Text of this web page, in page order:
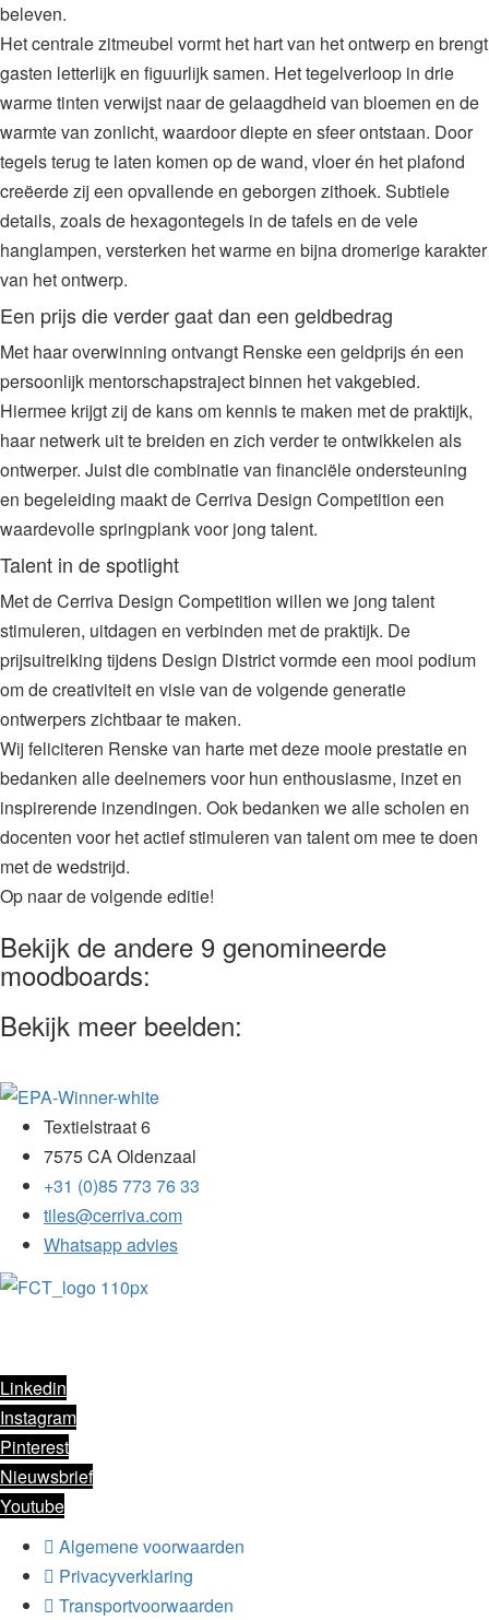
beleven.
Het centrale zitmeubel vormt het hart van het ontwerp en brengt
gasten letterlijk en figuurlijk samen. Het tegelverloop in drie
warme tinten verwijst naar de gelaagdheid van bloemen en de
warmte van zonlicht, waardoor diepte en sfeer ontstaan. Door
tegels terug te laten komen op de wand, vloer én het plafond
creëerde zij een opvallende en geborgen zithoek. Subtiele
details, zoals de hexagontegels in de tafels en de vele
hanglampen, versterken het warme en bijna dromerige karakter
van het ontwerp.
Een prijs die verder gaat dan een geldbedrag
Met haar overwinning ontvangt Renske een geldprijs én een
persoonlijk mentorschapstraject binnen het vakgebied.
Hiermee krijgt zij de kans om kennis te maken met de praktijk,
haar netwerk uit te breiden en zich verder te ontwikkelen als
ontwerper. Juist die combinatie van financiële ondersteuning
en begeleiding maakt de Cerriva Design Competition een
waardevolle springplank voor jong talent.
Talent in de spotlight
Met de Cerriva Design Competition willen we jong talent
stimuleren, uitdagen en verbinden met de praktijk. De
prijsuitreiking tijdens Design District vormde een mooi podium
om de creativiteit en visie van de volgende generatie
ontwerpers zichtbaar te maken.
Wij feliciteren Renske van harte met deze mooie prestatie en
bedanken alle deelnemers voor hun enthousiasme, inzet en
inspirerende inzendingen. Ook bedanken we alle scholen en
docenten voor het actief stimuleren van talent om mee te doen
met de wedstrijd.
Op naar de volgende editie!
Bekijk de andere 9 genomineerde
moodboards:
Bekijk meer beelden:
Textielstraat 6
7575 CA Oldenzaal
+31 (0)85 773 76 33
tiles@cerriva.com
Whatsapp advies
Linkedin
Instagram
Pinterest
Nieuwsbrief
Youtube
Algemene voorwaarden
Privacyverklaring
Transportvoorwaarden